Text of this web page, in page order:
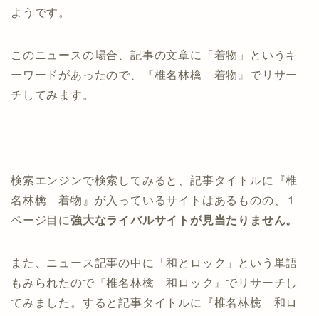
ようです。
このニュースの場合、記事の文章に「着物」というキ
ーワードがあったので、『椎名林檎 着物』でリサー
チしてみます。
検索エンジンで検索してみると、記事タイトルに『椎
名林檎 着物』が入っているサイトはあるものの、１
ページ目に強大なライバルサイトが見当たりません。
また、ニュース記事の中に「和とロック」という単語
もみられたので『椎名林檎 和ロック』でリサーチし
てみました。すると記事タイトルに『椎名林檎 和ロ